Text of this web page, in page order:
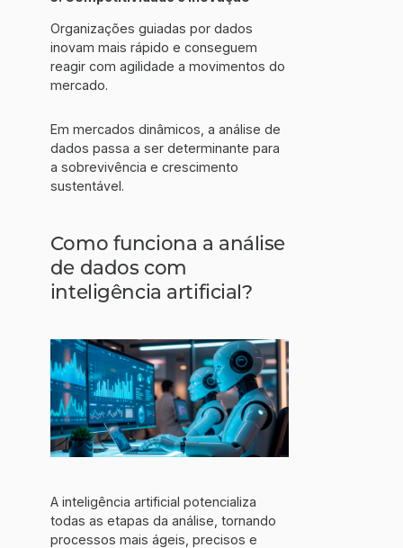
Organizações guiadas por dados
inovam mais rápido e conseguem
reagir com agilidade a movimentos do
mercado.
Em mercados dinâmicos, a análise de
dados passa a ser determinante para
a sobrevivência e crescimento
sustentável.
Como funciona a análise
de dados com
inteligência artificial?
A inteligência artificial potencializa
todas as etapas da análise, tornando
processos mais ágeis, precisos e